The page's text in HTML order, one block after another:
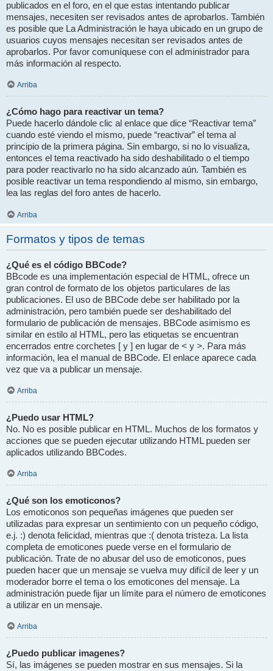
publicados en el foro, en el que estas intentando publicar
mensajes, necesiten ser revisados antes de aprobarlos. También
es posible que La Administración le haya ubicado en un grupo de
usuarios cuyos mensajes necesitan ser revisados antes de
aprobarlos. Por favor comuníquese con el administrador para
más información al respecto.
Arriba
¿Cómo hago para reactivar un tema?
Puede hacerlo dándole clic al enlace que dice “Reactivar tema”
cuando esté viendo el mismo, puede “reactivar” el tema al
principio de la primera página. Sin embargo, si no lo visualiza,
entonces el tema reactivado ha sido deshabilitado o el tiempo
para poder reactivarlo no ha sido alcanzado aún. También es
posible reactivar un tema respondiendo al mismo, sin embargo,
lea las reglas del foro antes de hacerlo.
Arriba
Formatos y tipos de temas
¿Qué es el código BBCode?
BBcode es una implementación especial de HTML, ofrece un
gran control de formato de los objetos particulares de las
publicaciones. El uso de BBCode debe ser habilitado por la
administración, pero también puede ser deshabilitado del
formulario de publicación de mensajes. BBCode asimismo es
similar en estilo al HTML, pero las etiquetas se encuentran
encerrados entre corchetes [ y ] en lugar de < y >. Para más
información, lea el manual de BBCode. El enlace aparece cada
vez que va a publicar un mensaje.
Arriba
¿Puedo usar HTML?
No. No es posible publicar en HTML. Muchos de los formatos y
acciones que se pueden ejecutar utilizando HTML pueden ser
aplicados utilizando BBCodes.
Arriba
¿Qué son los emoticonos?
Los emoticonos son pequeñas imágenes que pueden ser
utilizadas para expresar un sentimiento con un pequeño código,
e.j. :) denota felicidad, mientras que :( denota tristeza. La lista
completa de emoticones puede verse en el formulario de
publicación. Trate de no abusar del uso de emoticonos, pues
pueden hacer que un mensaje se vuelva muy difícil de leer y un
moderador borre el tema o los emoticones del mensaje. La
administración puede fijar un límite para el número de emoticones
a utilizar en un mensaje.
Arriba
¿Puedo publicar imagenes?
Sí, las imágenes se pueden mostrar en sus mensajes. Si la